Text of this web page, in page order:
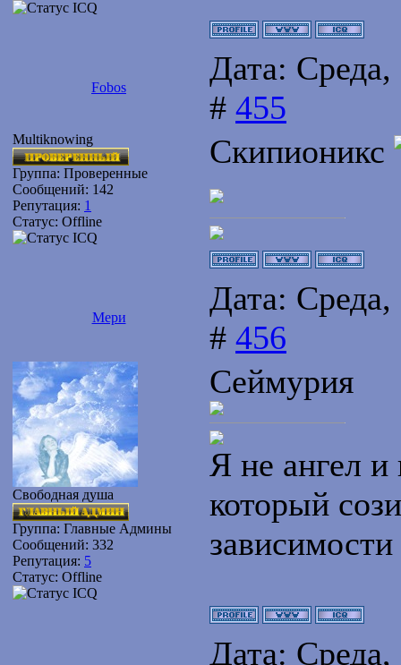
Fobos
Дата:
# 455
Multiknowing
Группа: Проверенные
Сообщений: 142
Репутация: 1
Статус: Offline
Скипионикс
Мери
Дата:
# 456
Свободная душа
Группа: Главные Админы
Сообщений: 332
Репутация: 5
Статус: Offline
Сеймурия
Я не ангел и
который
Дата: